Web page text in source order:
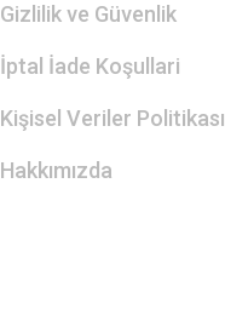
Gizlilik ve Güvenlik
İptal İade Koşullari
Kişisel Veriler Politikası
Hakkımızda